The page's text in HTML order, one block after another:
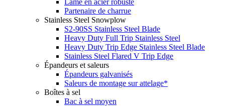
Lame en acier robuste
Partenaire de charrue
Stainless Steel Snowplow
S2-90SS Stainless Steel Blade
Heavy Duty Full Trip Stainless Steel
Heavy Duty Trip Edge Stainless Steel Blade
Stainless Steel Flared V Trip Edge
Épandeurs et saleurs
Épandeurs galvanisés
Saleurs de montage sur attelage*
Boîtes à sel
Bac à sel moyen